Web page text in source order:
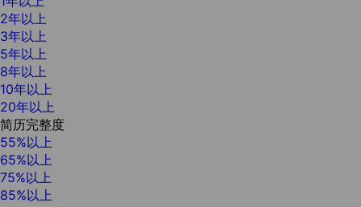
2年以上
3年以上
5年以上
8年以上
10年以上
20年以上
简历完整度
55%以上
65%以上
75%以上
85%以上